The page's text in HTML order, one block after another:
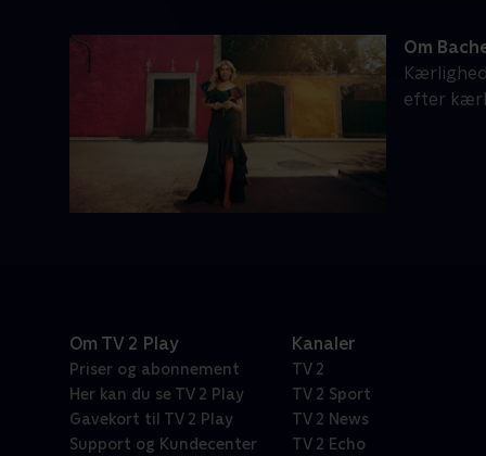
Om
efter
Om TV 2 Play
Priser og abonnement
Her kan du se TV 2 Play
Gavekort til TV 2 Play
Support og Kundecenter
Kanaler
TV 2
TV 2 Sport
TV 2 News
TV 2 Echo